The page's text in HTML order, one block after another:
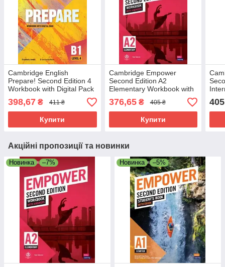
Cambridge English
Prepare! Second Edition 4
Workbook with Digital Pack
398,67 ₴ 411 ₴
Купити
Cambridge Empower
Second Edition A2
Elementary Workbook with
тетрадь
376,65₴ 405 ₴
Купити
405
Акційні пропозиції та новинки
Новинка –7% Новинка –5%